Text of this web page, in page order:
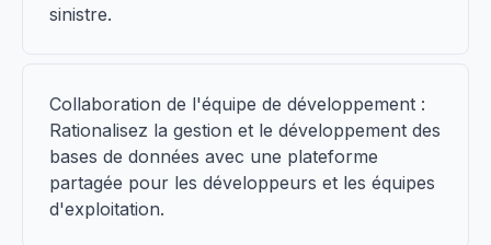
sinistre.
Collaboration de l'équipe de développement :
Rationalisez la gestion et le développement des
bases de données avec une plateforme
partagée pour les développeurs et les équipes
d'exploitation.